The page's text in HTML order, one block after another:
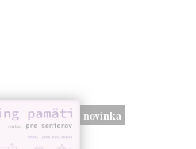
novinka